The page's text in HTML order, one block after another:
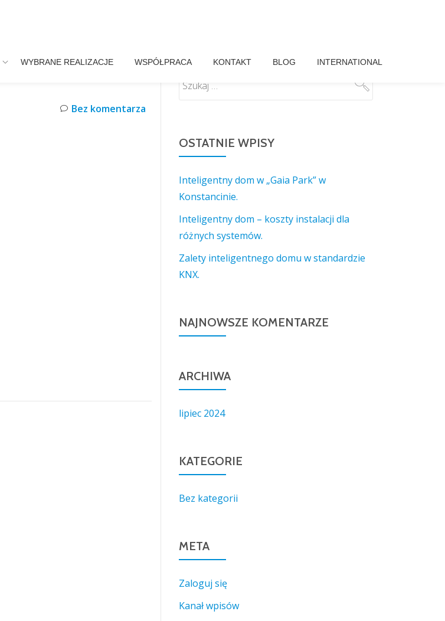
WYBRANE REALIZACJE WSPÓŁPRACA KONTAKT BLOG INTERNATIONAL
Bez komentarza
OSTATNIE WPISY
Inteligentny dom w „Gaia Park” w
Konstancinie.
Inteligentny dom – koszty instalacji dla
różnych systemów.
Zalety inteligentnego domu w standardzie
KNX.
NAJNOWSZE KOMENTARZE
ARCHIWA
lipiec 2024
KATEGORIE
Bez kategorii
META
Zaloguj się
Kanał wpisów